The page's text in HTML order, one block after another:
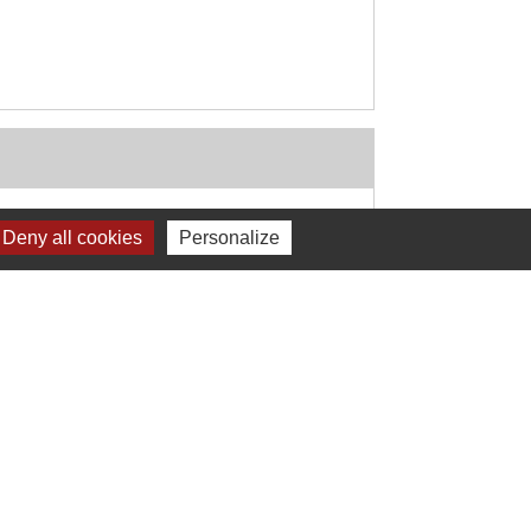
Deny all cookies Personalize